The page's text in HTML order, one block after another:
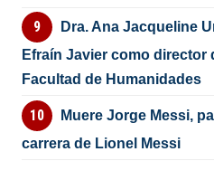
Dra. Ana Jacqueline
Efraín Javier como director
Facultad de Humanidades
Muere Jorge Messi,
carrera de Lionel Messi